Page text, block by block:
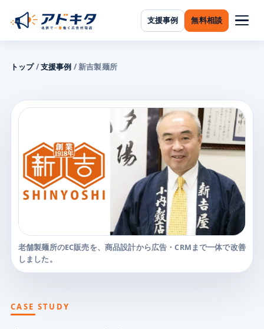
支援事例 無料相談
トップ/支援事例 / 新吉製麺所
CASE STUDY
老舗製麺所のEC販売を、商品設計から広告・CRMまで一体で改善
しました。